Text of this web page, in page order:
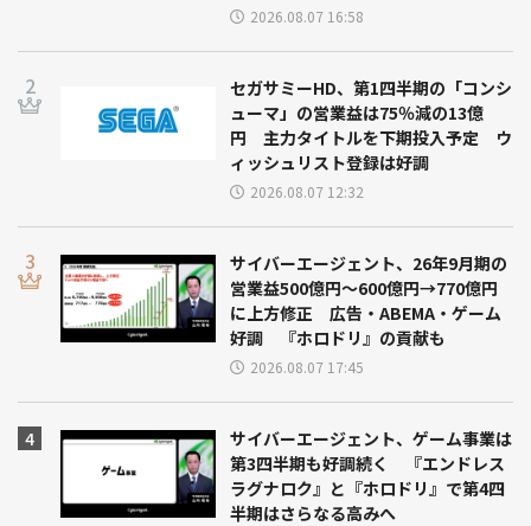
2026.08.07 16:58
セガサミーHD、第1四半期の「コンシ
ューマ」の営業益は75％減の13億
円 主力タイトルを下期投入予定 ウ
ィッシュリスト登録は好調
2026.08.07 12:32
サイバーエージェント、26年9月期の
営業益500億円～600億円→770億円
に上方修正 広告・ABEMA・ゲーム
好調 『ホロドリ』の貢献も
2026.08.07 17:45
サイバーエージェント、ゲーム事業は
第3四半期も好調続く 『エンドレス
ラグナロク』と『ホロドリ』で第4四
半期はさらなる高みへ